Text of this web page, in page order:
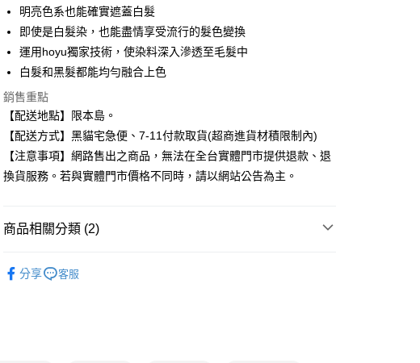
國泰世華商業銀行
臺灣中小企業銀行
台中商業銀行
匯豐（台灣）商業銀行
華泰商業銀行
聯邦商業銀行
玉山商業銀行
台新國際商業銀行
台灣樂天信用卡公司
Apple Pay
悠遊付
Google Pay
全盈+PAY
大哥付你分期
1.本服務由台灣大哥大提供，台灣大哥大用戶可立即使用無須另外申請。
完成交易。
ATM付款
運送方式
明亮色系也能確實遮蓋白髮
即使是白髮染，也能盡情享受流行的髮色變換
運用hoyu獨家技術，使染料深入滲透至毛髮中
白髮和黑髮都能均勻融合上色
銷售重點
【配送地點】限本島。
【配送方式】黑貓宅急便、7-11付款取貨(超商進貨材積限制內)
【注意事項】網路售出之商品，無法在全台實體門市提供退款、退
換貨服務。若與實體門市價格不同時，請以網站公告為主。
商品相關分類 (2)
分享 客服